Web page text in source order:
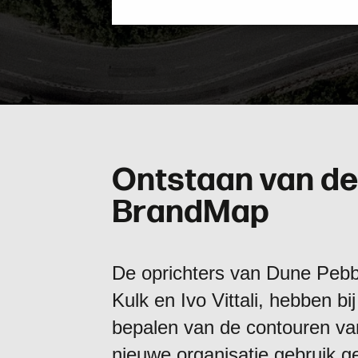
Ontstaanvan de
BrandMap
De oprichters van Dune
Kulk en Ivo Vittali, hebben
bepalen van de contouren